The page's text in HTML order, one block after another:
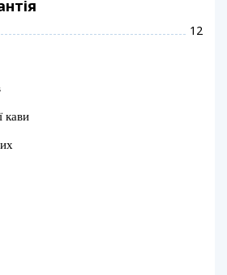
12
кави